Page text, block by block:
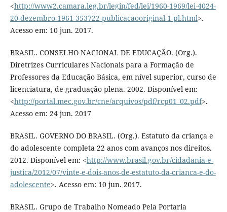
<http://www2.camara.leg.br/legin/fed/lei/1960-1969/lei-4024-
20-dezembro-1961-353722-publicacaooriginal-1-pl.html>.
Acesso em: 10 jun. 2017.
BRASIL. CONSELHO NACIONAL DE EDUCAÇÃO. (Org.).
Diretrizes Curriculares Nacionais para a Formação de
Professores da Educação Básica, em nível superior, curso de
licenciatura, de graduação plena. 2002. Disponível em:
<http://portal.mec.gov.br/cne/arquivos/pdf/rcp01_02.pdf>.
Acesso em: 24 jun. 2017
BRASIL. GOVERNO DO BRASIL. (Org.). Estatuto da criança e
do adolescente completa 22 anos com avanços nos direitos.
2012. Disponível em: <http://www.brasil.gov.br/cidadania-e-
justica/2012/07/vinte-e-dois-anos-de-estatuto-da-crianca-e-do-
adolescente>. Acesso em: 10 jun. 2017.
BRASIL. Grupo de Trabalho Nomeado Pela Portaria